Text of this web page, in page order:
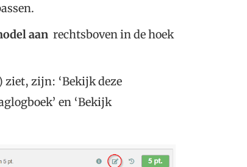
aan rechtsboven in de hoek
ziet, zijn: ‘Bekijk deze
en ‘Bekijk